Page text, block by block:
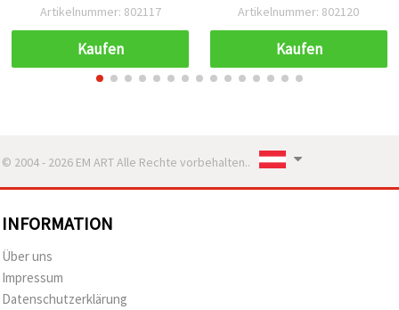
DIY & Dekoration, 1 Stück
Artikelnummer: 802117
Kaufen
dick, weicher nicht
Basteln, Nähen &
Schulprojekte – 1 Blatt
Artikelnummer: 802120
Kaufen
© 2004 - 2026 EM ART Alle Rechte vorbehalten..
INFORMATION
Über uns
Impressum
Datenschutzerklärung